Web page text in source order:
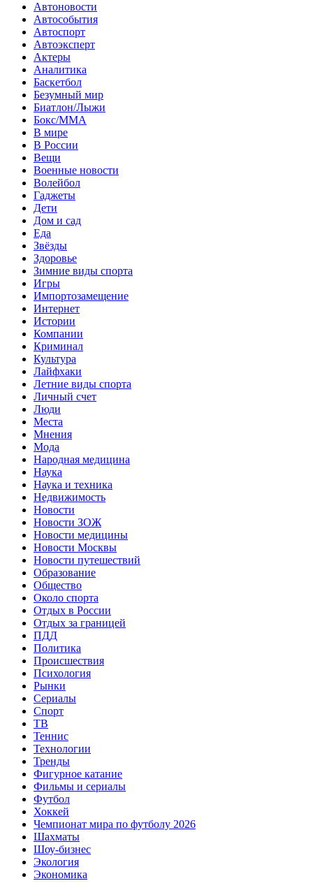
Автоновости
Автособытия
Автоспорт
Автоэксперт
Актеры
Аналитика
Баскетбол
Безумный мир
Биатлон/Лыжи
Бокс/MMA
В мире
В России
Вещи
Военные новости
Волейбол
Гаджеты
Дети
Дом и сад
Еда
Звёзды
Здоровье
Зимние виды спорта
Игры
Импортозамещение
Интернет
Истории
Компании
Криминал
Культура
Лайфхаки
Летние виды спорта
Личный счет
Люди
Места
Мнения
Мода
Народная медицина
Наука
Наука и техника
Недвижимость
Новости
Новости ЗОЖ
Новости медицины
Новости Москвы
Новости путешествий
Образование
Общество
Около спорта
Отдых в России
Отдых за границей
ПДД
Политика
Происшествия
Психология
Рынки
Сериалы
Спорт
ТВ
Теннис
Технологии
Тренды
Фигурное катание
Фильмы и сериалы
Футбол
Хоккей
Чемпионат мира по футболу 2026
Шахматы
Шоу-бизнес
Экология
Экономика